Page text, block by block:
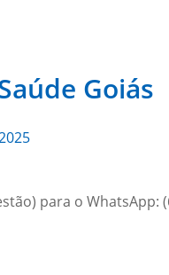
Goiás
para o WhatsApp: